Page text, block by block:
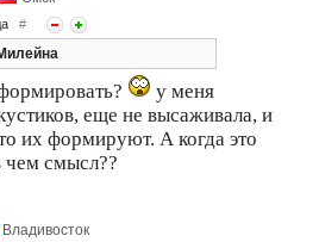
#
у меня
еще не высаживала, и
их формируют. А когда это
чем смысл??
Владивосток